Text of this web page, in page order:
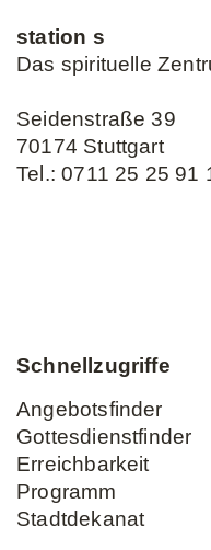
station s
Das spirituelle
Seidenstraße 39
70174 Stuttgart
Tel.:0711 25 25 91
Schnellzugriffe
Angebotsfinder
Gottesdienstfinder
Erreichbarkeit
Programm
Stadtdekanat